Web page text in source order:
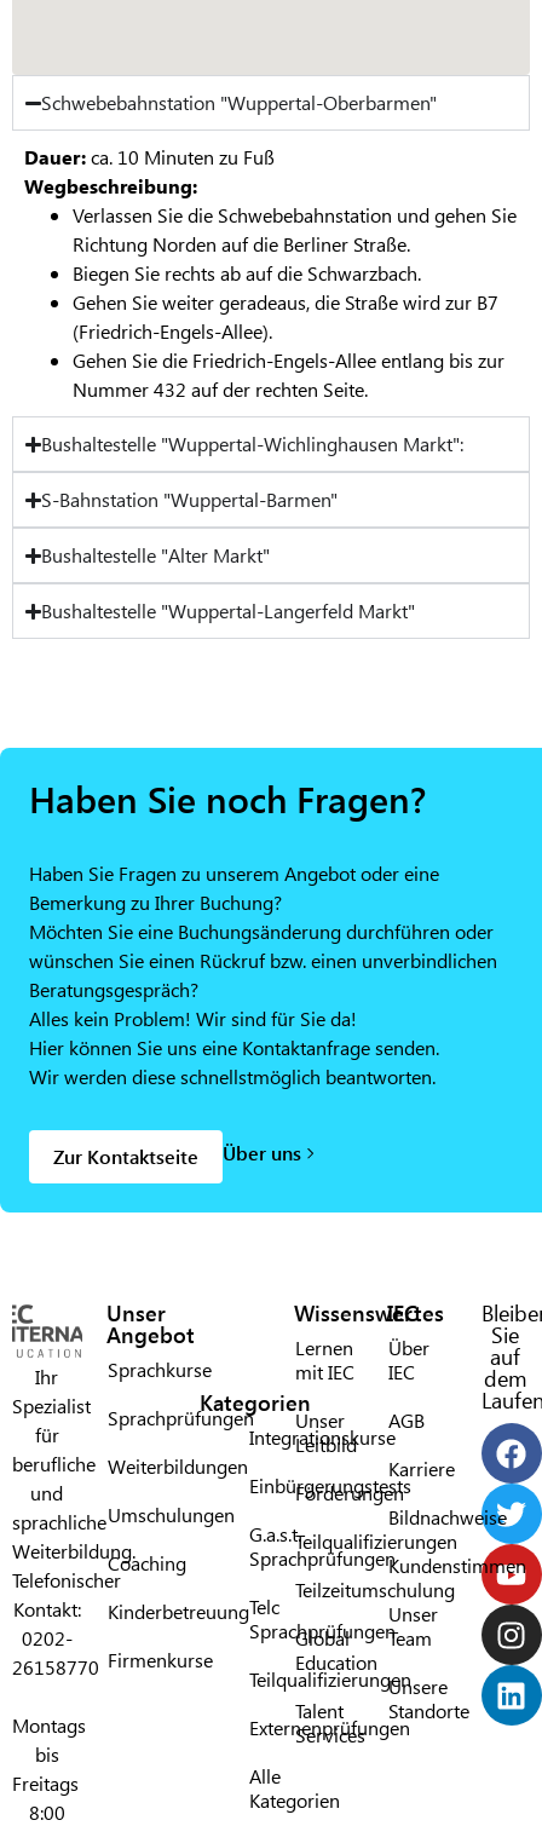
Schwebebahnstation "Wuppertal-Oberbarmen"
Dauer:ca. 10 Minuten zu Fuß
Wegbeschreibung:
Verlassen Sie die Schwebebahnstation und gehen Sie
Richtung Norden auf die Berliner Straße.
Biegen Sie rechts ab auf die Schwarzbach.
Gehen Sie weiter geradeaus, die Straße wird zur B7
(Friedrich-Engels-Allee).
Gehen Sie die Friedrich-Engels-Allee entlang bis zur
Nummer 432 auf der rechten Seite.
Bushaltestelle "Wuppertal-Wichlinghausen Markt":
S-Bahnstation "Wuppertal-Barmen"
Bushaltestelle "Alter Markt"
Bushaltestelle "Wuppertal-Langerfeld Markt"
Haben Sie noch Fragen?
Haben Sie Fragen zu unserem Angebot oder eine
Bemerkung zu Ihrer Buchung?
Möchten Sie eine Buchungsänderung durchführen oder
wünschen Sie einen Rückruf bzw. einen unverbindlichen
Beratungsgespräch?
Alles kein Problem! Wir sind für Sie da!
Hier können Sie uns eine Kontaktanfrage senden.
Wir werden diese schnellstmöglich beantworten.
Zur Kontaktseite Über uns
Ihr
Spezialist
für
berufliche
und
sprachliche
Weiterbildung.
Telefonischer
Kontakt:
0202-
26158770
Montags
bis
Freitags
8:00
Unser
Angebot
Sprachkurse
Sprachprüfungen
Weiterbildungen
Umschulungen
Coaching
Kinderbetreuung
Firmenkurse
Kategorien
Integrationskurse
Einbürgerungstests
G.a.s.t.
Sprachprüfungen​
Telc
Sprachprüfungen​
Teilqualifizierungen​
Externenprüfungen
Alle
Kategorien​
Wissenswertes
Lernen
mit IEC​
Unser
Leitbild
Förderungen​
Teilqualifizierungen
Teilzeitumschulung
Global
Education
Talent
Services
IEC
Über
IEC​
AGB
Karriere
Bildnachweise
Kundenstimmen
Unser
Team
Unsere
Standorte
Sie
auf
dem